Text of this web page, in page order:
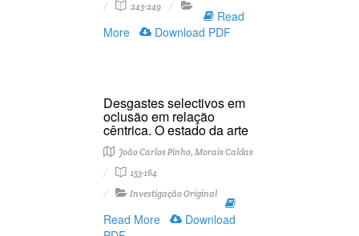
243-249
Read
More
Download PDF
Desgastes selectivos em
oclusão em relação
cêntrica. O estado da arte
João Carlos Pinho, Morais Caldas
153-164
Investigação Original
Read More
Download